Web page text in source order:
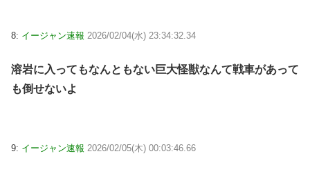
8: イージャン速報 2026/02/04(水) 23:34:32.34
溶岩に入ってもなんともない巨大怪獣なんて戦車があって
も倒せないよ
9: イージャン速報 2026/02/05(木) 00:03:46.66